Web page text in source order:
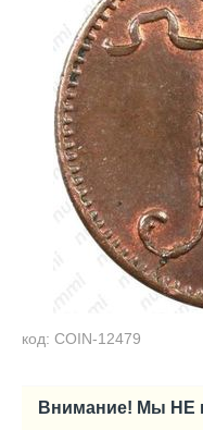
код: COIN-12479
Внимание! Мы НЕ